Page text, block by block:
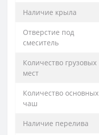
Наличие крыла
Отверстие под
смеситель
Количество грузовых
мест
Количество основных
чаш
Наличие перелива